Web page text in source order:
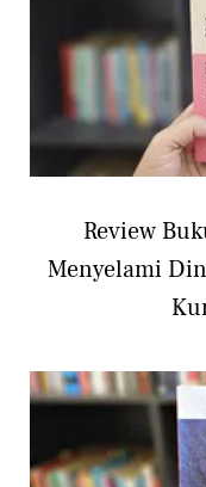
Review
Menyelami